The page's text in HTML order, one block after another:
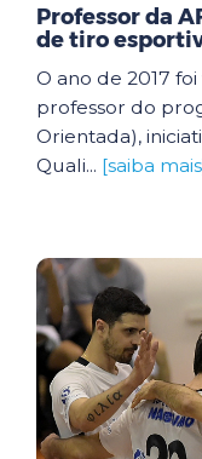
Professor da
de tiro
O ano de 2017
professor do
Orientada),
Quali... [saiba